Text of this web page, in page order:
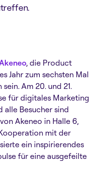
, die Product
Jahr zum sechsten Mal
Am 20. und 21.
für digitales Marketing
alle Besucher sind
Akeneo in Halle 6,
mit der
ein inspirierendes
für eine ausgefeilte